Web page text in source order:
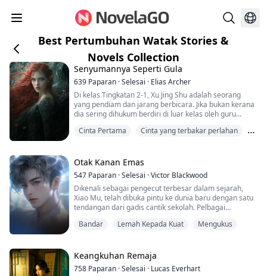
Best Pertumbuhan Watak Stories &
Novels Collection
Senyumannya Seperti Gula
639 Paparan ·Selesai · Elias Archer
Di kelas Tingkatan 2-1, Xu Jing Shu adalah seorang
yang pendiam dan jarang berbicara. Jika bukan kerana
dia sering dihukum berdiri di luar kelas oleh guru
pelajar yang tidak begitu menonjol di kelas.
tanya Guru Kelas, Encik Ma, sambil membawa pelajar
baru, Chu You Ning, ke pintu kelas dan melih...
Cinta Pertama
Cinta yang terbakar perlahan
Otak Kanan Emas
547 Paparan ·Selesai ·Victor Blackwood
Dikenali sebagai pengecut terbesar dalam sejarah,
Xiao Mu, telah dibuka pintu ke dunia baru dengan satu
tendangan dari gadis cantik sekolah. Pelbagai
upahan yang cantik, profesor wanita yang bijaksana,
Bandar Lemah Kepada Kuat Mengukus
Keangkuhan Remaja
758 Paparan ·Selesai · Lucas Everhart